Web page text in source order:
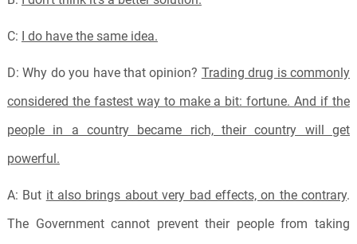
C: I do have the same idea.
D: Why do you have that opinion? Trading drug is commonly
considered the fastest way to make a bit: fortune. And if the
people in a country became rich, their country will get
powerful.
A: But it also brings about very bad effects, on the contrary.
The Government cannot prevent their people from taking